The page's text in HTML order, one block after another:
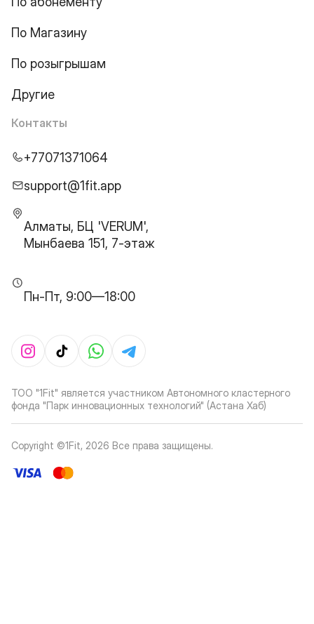
По Магазину
По розыгрышам
Другие
Контакты
+77071371064
support@1fit.app
Алматы, БЦ 'VERUM',
Мынбаева 151, 7-этаж
Пн-Пт, 9:00—18:00
ТОО "1Fit" является участником Автономного кластерного
фонда "Парк инновационных технологий" (Астана Хаб)
Copyright ©1Fit, 2026 Все права защищены.